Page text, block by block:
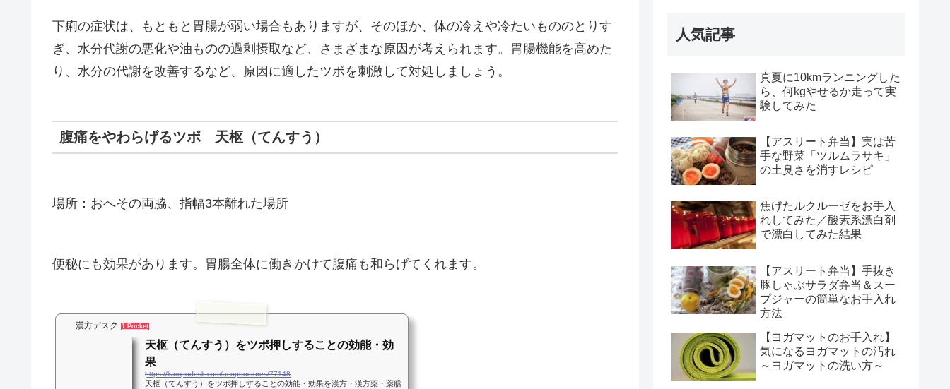
下痢の症状は、もともと胃腸が弱い場合もありますが、そのほか、体の冷えや冷たいもののとりす
ぎ、水分代謝の悪化や油ものの過剰摂取など、さまざまな原因が考えられます。胃腸機能を高めた
り、水分の代謝を改善するなど、原因に適したツボを刺激して対処しましょう。
腹痛をやわらげるツボ 天枢（てんすう）
場所：おへその両脇、指幅3本離れた場所
便秘にも効果があります。胃腸全体に働きかけて腹痛も和らげてくれます。
漢方デスク 1 Pocket
天枢（てんすう）をツボ押しすることの効能・効
果
https://kampodesk.com/acupunctures/77148
天枢（てんすう）をツボ押しすることの効能・効果を漢方・漢方薬・薬膳
人気記事
真夏に10kmランニングした
ら、何kgやせるか走って実
験してみた
【アスリート弁当】実は苦
手な野菜「ツルムラサキ」
の土臭さを消すレシピ
焦げたルクルーゼをお手入
れしてみた／酸素系漂白剤
で漂白してみた結果
【アスリート弁当】手抜き
豚しゃぶサラダ弁当＆スー
プジャーの簡単なお手入れ
方法
【ヨガマットのお手入れ】
気になるヨガマットの汚れ
～ヨガマットの洗い方～